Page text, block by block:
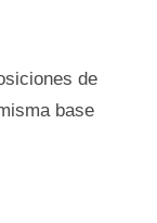
de
base